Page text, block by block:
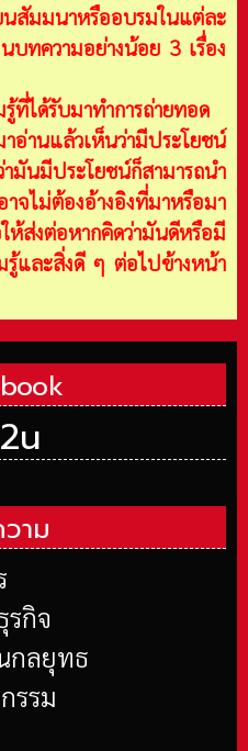
นสัมมนาหรืออบรมในแต่ละ
บทความอย่างน้อย 3 เรื่อง
ที่ได้รับมาทำการถ่ายทอด
านแล้วเห็นว่ามีประโยชน์
มันมีประโยชน์ก็สามารถนำ
จไม่ต้องอ้างอิงที่มาหรือมา
ต่อหากคิดว่ามันดีหรือมี
รู้และสิ่งดี ๆ ต่อไปข้างหน้า
าม
รกิจ
กลยุทธ
รรม